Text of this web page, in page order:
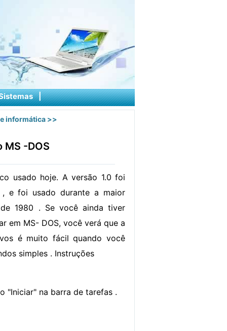
|
informática >>
-DOS
usado hoje. A versão 1.0 foi
, e foi usado durante a maior
1980 . Se você ainda tiver
em MS- DOS, você verá que a
é muito fácil quando você
simples . Instruções
"Iniciar" na barra de tarefas .